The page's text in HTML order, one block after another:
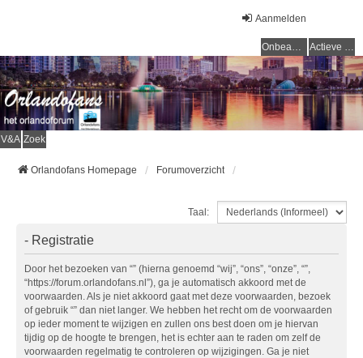
Aanmelden
Onbeantwoorde onderwerpen Actieve onderwerpen
V&A Zoek
Orlandofans Homepage Forumoverzicht
Taal:
- Registratie
Door het bezoeken van “” (hierna genoemd “wij”, “ons”, “onze”, “”,
“https://forum.orlandofans.nl”), ga je automatisch akkoord met de
voorwaarden. Als je niet akkoord gaat met deze voorwaarden, bezoek
of gebruik “” dan niet langer. We hebben het recht om de voorwaarden
op ieder moment te wijzigen en zullen ons best doen om je hiervan
tijdig op de hoogte te brengen, het is echter aan te raden om zelf de
voorwaarden regelmatig te controleren op wijzigingen. Ga je niet